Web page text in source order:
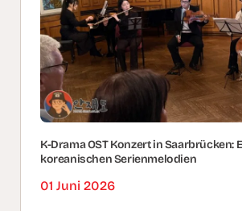
K-Drama OST Konzert in Saarbrücken:
koreanischen Serienmelodien
01 Juni 2026